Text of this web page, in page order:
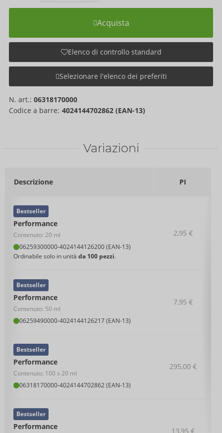
Acquista
Elenco di controllo standard
Selezionare l'elenco dei preferiti
N. art.: 06318170000
Codice a barre: 4024144702862 (EAN-13)
Variazioni
Descrizione PI
Performance
Contenuto: 20 ml
06259300000-4024144126200 (EAN-13)
Ordinabile solo in unità da 100 pezzi.
Bestseller
2,95 €
Performance
Contenuto: 50 ml
06259490000-4024144126217 (EAN-13)
Bestseller
7,95 €
Performance
Contenuto: 100 x 20 ml
06318170000-4024144702862 (EAN-13)
Bestseller
295,00 €
Performance
Bestseller
13,95 €